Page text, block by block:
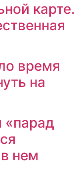
карте.
время
на
нем